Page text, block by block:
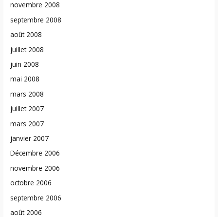
novembre 2008
septembre 2008
août 2008
juillet 2008
juin 2008
mai 2008
mars 2008
juillet 2007
mars 2007
janvier 2007
Décembre 2006
novembre 2006
octobre 2006
septembre 2006
août 2006